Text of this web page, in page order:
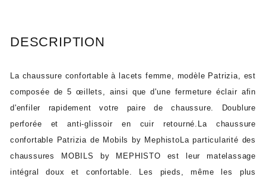
DESCRIPTION
La chaussure confortable à lacets femme, modèle Patrizia, est
composée de 5 œillets, ainsi que d'une fermeture éclair afin
d'enfiler rapidement votre paire de chaussure. Doublure
perforée et anti-glissoir en cuir retourné.La chaussure
confortable Patrizia de Mobils by MephistoLa particularité des
chaussures MOBILS by MEPHISTO est leur matelassage
intégral doux et confortable. Les pieds, même les plus